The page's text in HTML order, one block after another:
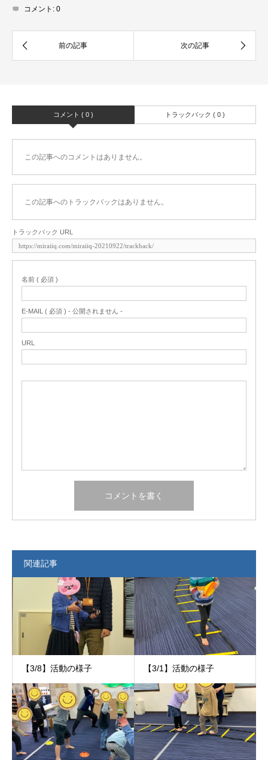
コメント: 0
コメント ( 0 ) トラックバック ( 0 )
この記事へのコメントはありません。
この記事へのトラックバックはありません。
トラックバック URL
名前 ( 必須 )
E-MAIL ( 必須 ) - 公開されません -
URL
関連記事
【3/8】活動の様子 【3/1】活動の様子